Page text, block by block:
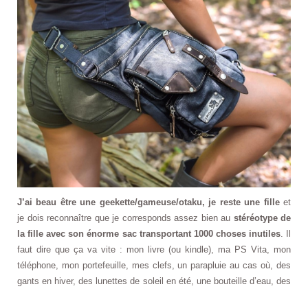
J’ai beau être une geekette/gameuse/otaku, je reste une filleet
je dois reconnaître que je corresponds assez bien au stéréotype de
la fille avec son énorme sac transportant 1000 choses inutiles. Il
faut dire que ça va vite : mon livre (ou kindle), ma PS Vita, mon
téléphone, mon portefeuille, mes clefs, un parapluie au cas où, des
gants en hiver, des lunettes de soleil en été, une bouteille d’eau, des